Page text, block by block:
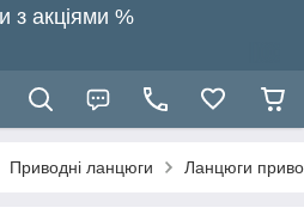
з акціями %
Приводні ланцюги Ланцюги